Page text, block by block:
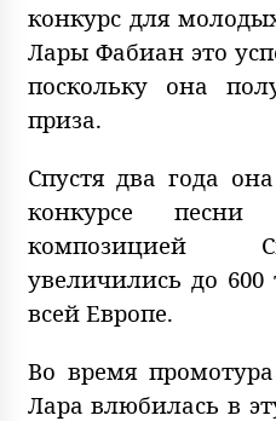
конкурс для
Лары Фабиан это
поскольку она
приза.
Спустя два года
конкурсе песни
композицией
увеличились до 600
всей Европе.
Во время
Лара влюбилась в